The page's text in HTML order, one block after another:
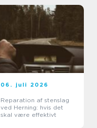
06. juli 2026
Reparation af stenslag
ved Herning: hvis det
skal være effektivt